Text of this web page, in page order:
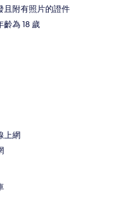
且附有照片的證件
為 18 歲
上網